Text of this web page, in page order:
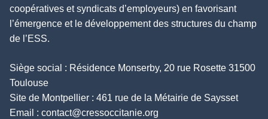
coopératives et syndicats d’employeurs) en favorisant
l’émergence et le développement des structures du champ
de l’ESS.
Siège social : Résidence Monserby, 20 rue Rosette 31500
Toulouse
Site de Montpellier : 461 rue de la Métairie de Saysset
Email : contact@cressoccitanie.org